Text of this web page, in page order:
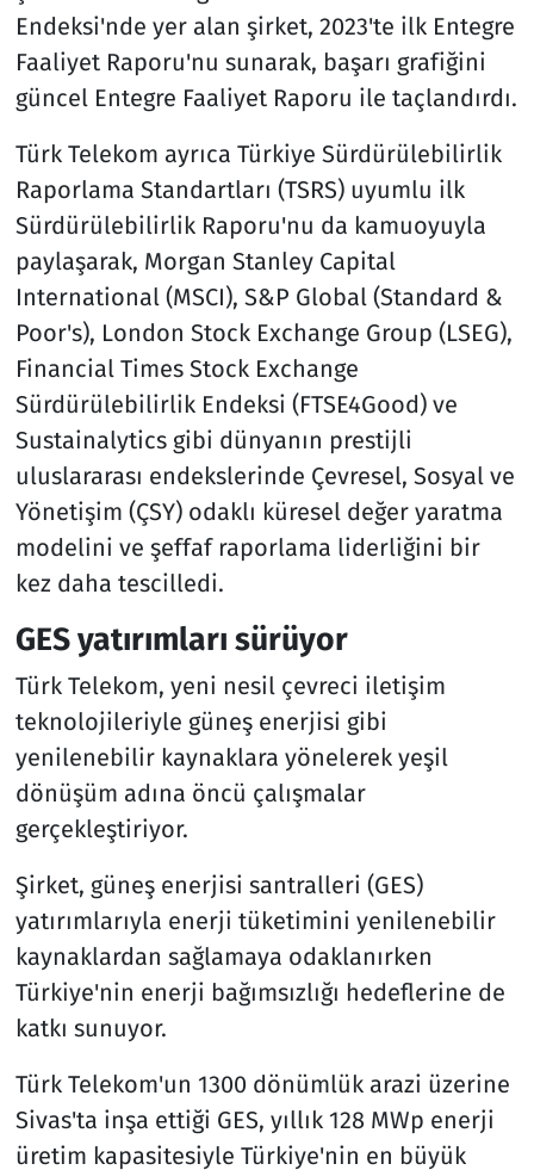
Endeksi'nde yer alan şirket, 2023'te ilk Entegre
Faaliyet Raporu'nu sunarak, başarı grafiğini
güncel Entegre Faaliyet Raporu ile taçlandırdı.
Türk Telekom ayrıca Türkiye Sürdürülebilirlik
Raporlama Standartları (TSRS) uyumlu ilk
Sürdürülebilirlik Raporu'nu da kamuoyuyla
paylaşarak, Morgan Stanley Capital
International (MSCI), S&P Global (Standard &
Poor's), London Stock Exchange Group (LSEG),
Financial Times Stock Exchange
Sürdürülebilirlik Endeksi (FTSE4Good) ve
Sustainalytics gibi dünyanın prestijli
uluslararası endekslerinde Çevresel, Sosyal ve
Yönetişim (ÇSY) odaklı küresel değer yaratma
modelini ve şeffaf raporlama liderliğini bir
kez daha tescilledi.
GES yatırımları sürüyor
Türk Telekom, yeni nesil çevreci iletişim
teknolojileriyle güneş enerjisi gibi
yenilenebilir kaynaklara yönelerek yeşil
dönüşüm adına öncü çalışmalar
gerçekleştiriyor.
Şirket, güneş enerjisi santralleri (GES)
yatırımlarıyla enerji tüketimini yenilenebilir
kaynaklardan sağlamaya odaklanırken
Türkiye'nin enerji bağımsızlığı hedeflerine de
katkı sunuyor.
Türk Telekom'un 1300 dönümlük arazi üzerine
Sivas'ta inşa ettiği GES, yıllık 128 MWp enerji
üretim kapasitesiyle Türkiye'nin en büyük